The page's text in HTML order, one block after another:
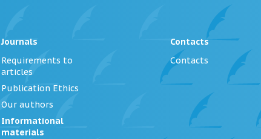
Journals
Requirements to
articles
Publication Ethics
Our authors
Informational
materials
Contacts
Contacts